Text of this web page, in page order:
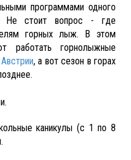
программами одного
Не стоит вопрос - где
горных лыж. В этом
работать горнолыжные
Австрии, а вот сезон в горах
каникулы (с 1 по 8